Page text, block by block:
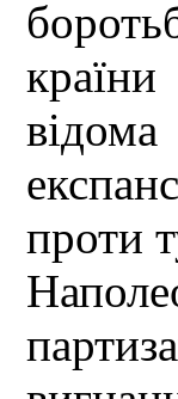
проти